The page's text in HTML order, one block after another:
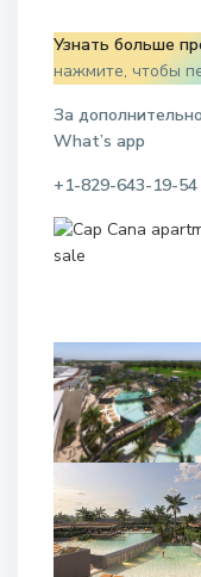
Узнать больше
нажмите, чтобы
За
What’s app
+1-829-643-19-54